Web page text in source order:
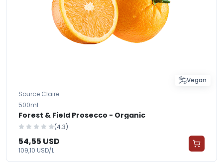
Vegan
Source Claire
500ml
Forest & Field Prosecco - Organic
(4.3)
54,55 USD
109,10 USD/L